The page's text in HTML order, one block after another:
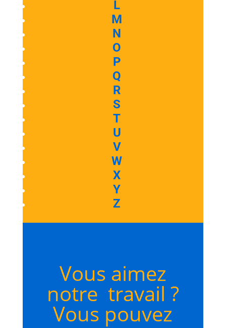
L
M
N
O
P
Q
R
S
T
U
V
W
X
Y
Z
Vous aimez
notre travail ?
Vous pouvez